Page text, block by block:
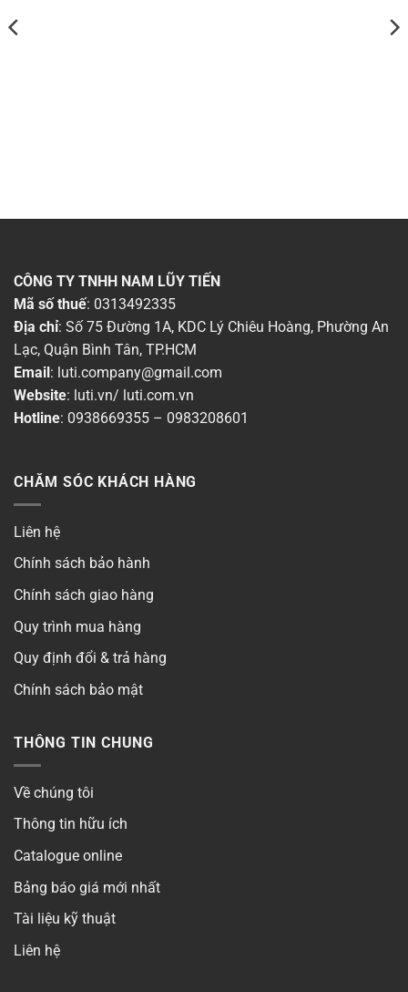
CÔNG TY TNHH NAM LŨY TIẾN
Mã số thuế: 0313492335
Địa chỉ: Số 75 Đường 1A, KDC Lý Chiêu Hoàng, Phường An
Lạc, Quận Bình Tân, TP.HCM
Email : luti.company@gmail.com
Website: luti.vn/ luti.com.vn
Hotline: 0938669355 – 0983208601
CHĂM SÓC KHÁCH HÀNG
Liên hệ
Chính sách bảo hành
Chính sách giao hàng
Quy trình mua hàng
Quy định đổi & trả hàng
Chính sách bảo mật
THÔNG TIN CHUNG
Về chúng tôi
Thông tin hữu ích
Catalogue online
Bảng báo giá mới nhất
Tài liệu kỹ thuật
Liên hệ